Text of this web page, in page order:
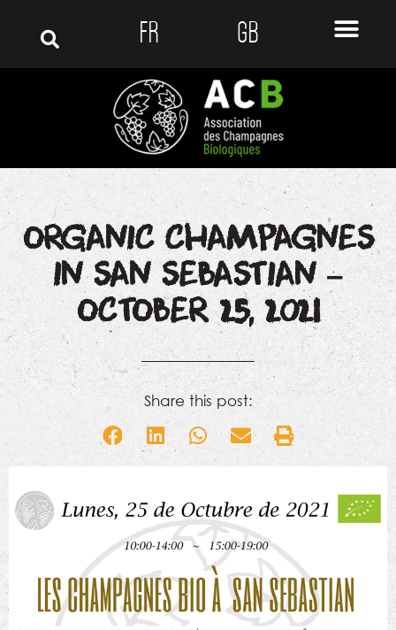
FR GB
ORGANIC CHAMPAGNES
IN SAN SEBASTIAN –
OCTOBER 25, 2021
Share this post: